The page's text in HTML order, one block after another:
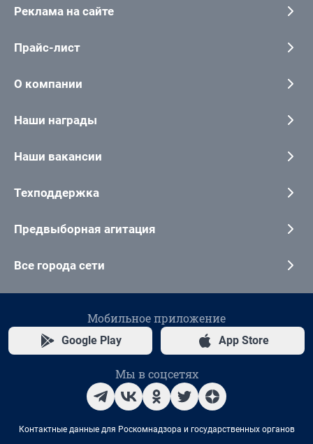
Реклама на сайте
Прайс-лист
О компании
Наши награды
Наши вакансии
Техподдержка
Предвыборная агитация
Все города сети
Мобильное приложение
Google Play App Store
Мы в соцсетях
Контактные данные для Роскомнадзора и государственных органов